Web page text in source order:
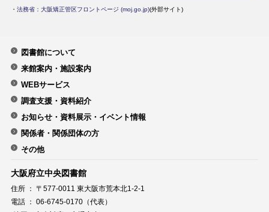
・ 法務省：大阪矯正管区フロントページ (moj.go.jp)(外部サイト)​
図書館について
来館案内・施設案内
WEBサービス
調査支援・資料紹介
お知らせ・資料展示・イベント情報
関係者・関係団体の方
その他
大阪府立中央図書館
住所 ： 〒577-0011 東大阪市荒本北1-2-1
電話 ： 06-6745-0170（代表）